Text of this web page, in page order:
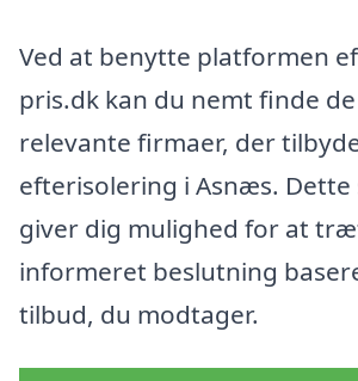
Ved at benytte platformen
pris.dk kan du nemt finde
relevante firmaer, der
efterisolering i Asnæs.
giver dig mulighed for at
informeret beslutning
tilbud, du modtager.